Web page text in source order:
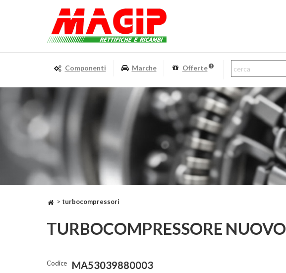
Componenti Marche Offerte
> turbocompressori
TURBOCOMPRESSORE NUOVO
Codice MA53039880003